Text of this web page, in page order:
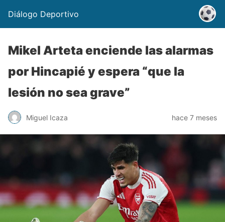
Diálogo Deportivo
Mikel Arteta enciende las alarmas
por Hincapié y espera “que la
lesión no sea grave”
Miguel Icaza hace 7 meses